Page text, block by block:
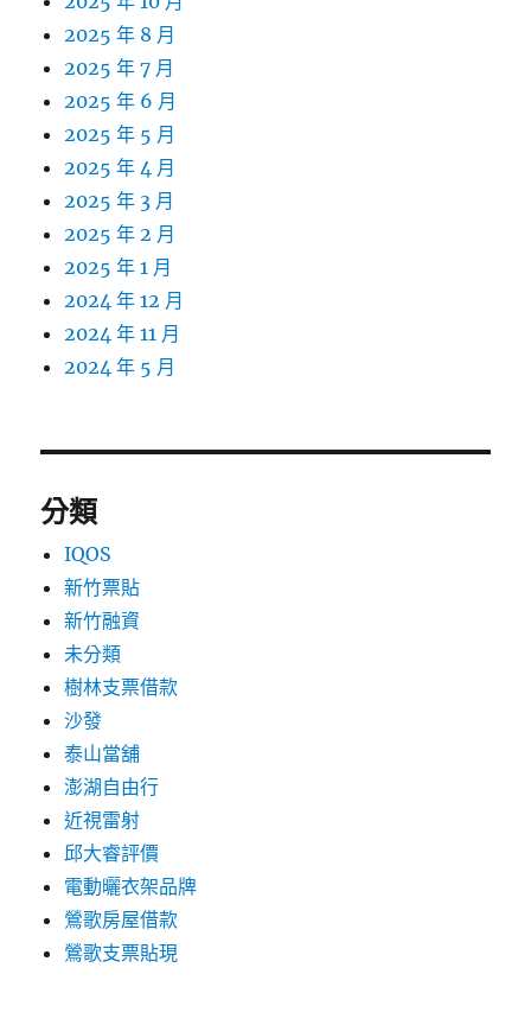
2025 年 8 月
2025 年 7 月
2025 年 6 月
2025 年 5 月
2025 年 4 月
2025 年 3 月
2025 年 2 月
2025 年 1 月
2024 年 12 月
2024 年 11 月
2024 年 5 月
分類
IQOS
新竹票貼
新竹融資
未分類
樹林支票借款
沙發
泰山當舖
澎湖自由行
近視雷射
邱大睿評價
電動曬衣架品牌
鶯歌房屋借款
鶯歌支票貼現